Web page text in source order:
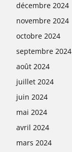
décembre 2024
novembre 2024
octobre 2024
septembre 2024
août 2024
juillet 2024
juin 2024
mai 2024
avril 2024
mars 2024